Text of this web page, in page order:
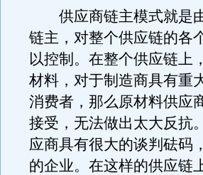
供应商链主模式就是由
链主，对整个供应链的各
以控制。在整个供应链上
材料，对于制造商具有重
消费者，那么原材料供应
接受，无法做出太大反抗
应商具有很大的谈判砝码
的企业。在这样的供应链